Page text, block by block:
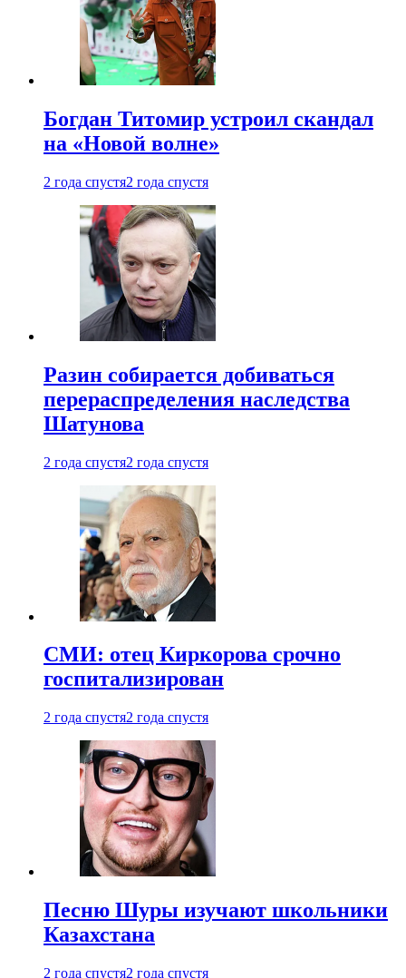
Богдан Титомир устроил скандал
на «Новой волне»
2 года спустя2 года спустя
Разин собирается добиваться
перераспределения наследства
Шатунова
2 года спустя2 года спустя
СМИ: отец Киркорова срочно
госпитализирован
2 года спустя2 года спустя
Песню Шуры изучают школьники
Казахстана
2 года спустя2 года спустя